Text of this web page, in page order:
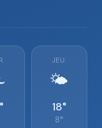
JEU.
🌤️
18°
8°